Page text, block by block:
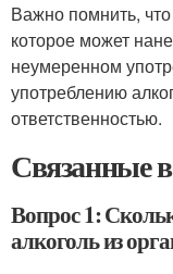
Важно помнить,
которое может
неумеренном
употреблению
ответственностью.
Связанные
Вопрос 1:
алкоголь из